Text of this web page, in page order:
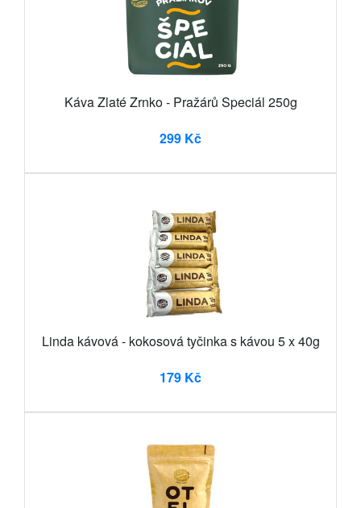
Káva Zlaté Zrnko - Pražárů Speciál 250g
299 Kč
Linda kávová - kokosová tyčinka s kávou 5 x 40g
179 Kč